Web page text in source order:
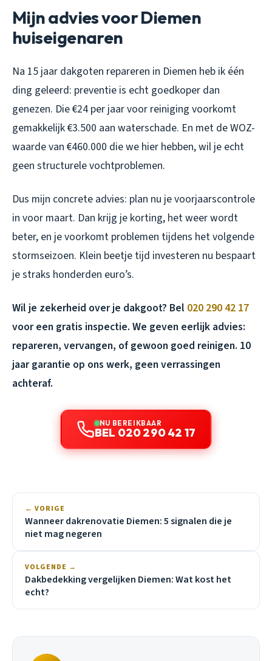
Mijn advies voor Diemen
huiseigenaren
Na 15 jaar dakgoten repareren in Diemen heb ik één
ding geleerd: preventie is echt goedkoper dan
genezen. Die €24 per jaar voor reiniging voorkomt
gemakkelijk €3.500 aan waterschade. En met de WOZ-
waarde van €460.000 die we hier hebben, wil je echt
geen structurele vochtproblemen.
Dus mijn concrete advies: plan nu je voorjaarscontrole
in voor maart. Dan krijg je korting, het weer wordt
beter, en je voorkomt problemen tijdens het volgende
stormseizoen. Klein beetje tijd investeren nu bespaart
je straks honderden euro’s.
Wil je zekerheid over je dakgoot? Bel 020 290 42 17
voor een gratis inspectie. We geven eerlijk advies:
repareren, vervangen, of gewoon goed reinigen. 10
jaar garantie op ons werk, geen verrassingen
achteraf.
NU BEREIKBAAR
BEL 020 290 42 17
← VORIGE
Wanneer dakrenovatie Diemen: 5 signalen die je
niet mag negeren
VOLGENDE →
Dakbedekking vergelijken Diemen: Wat kost het
echt?